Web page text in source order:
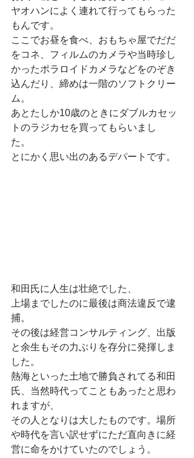
ヤオハンによく連れて行ってもらった
もんです。
ここでお昼を食べ、おもちゃ屋でだだ
をコネ、フィルムのカメラや当時珍し
かったポラロイドカメラなどをのぞき
込んだり、締めは一階のソフトクリー
ム。
あとたしか10歳のときにダブルカセッ
トのラジカセを買ってもらいまし
た。
とにかく思い出のあるデパートです。
和田氏に人生は壮絶でした、
上場までしたのに最後は商法違反で逮
捕。
その後は経営コンサルティング、出版
と余生もその力ぶりを存分に発揮しま
した。
熱海といった土地で勝負されてる和田
氏、当然時代ってこともあったと思わ
れますが、
その人となりは大したものです。場所
や時代を言い訳せずにただ直向きに経
営に命をかけていたのでしょう。